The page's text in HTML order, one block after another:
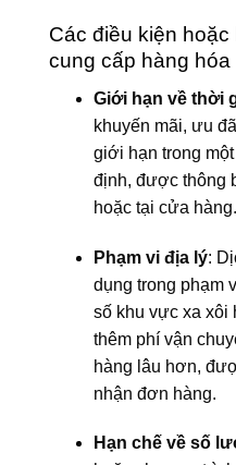
Các điều kiện
cung cấp hàng
Giới hạn về thời
khuyến mãi, ưu
giới hạn trong
định, được thông
hoặc tại cửa hàng.
Phạm vi địa lý:
dụng trong phạm
số khu vực xa xôi
thêm phí vận
hàng lâu hơn,
nhận đơn hàng.
Hạn chế về số